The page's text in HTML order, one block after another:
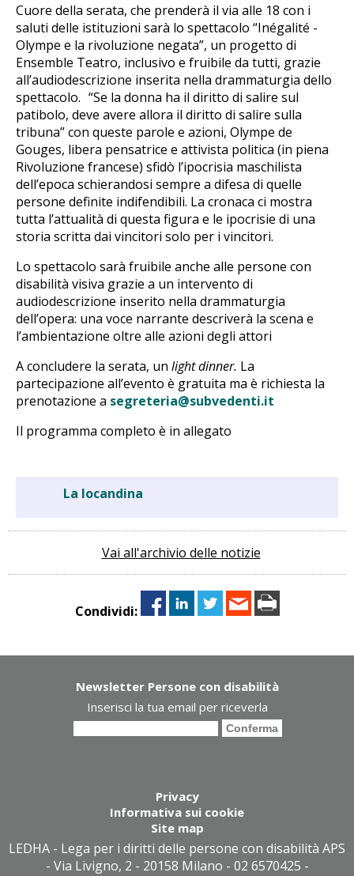
Cuore della serata, che prenderà il via alle 18 con i
saluti delle istituzioni sarà lo spettacolo “Inégalité -
Olympe e la rivoluzione negata”, un progetto di
Ensemble Teatro, inclusivo e fruibile da tutti, grazie
all’audiodescrizione inserita nella drammaturgia dello
spettacolo. “Se la donna ha il diritto di salire sul
patibolo, deve avere allora il diritto di salire sulla
tribuna” con queste parole e azioni, Olympe de
Gouges, libera pensatrice e attivista politica (in piena
Rivoluzione francese) sfidò l’ipocrisia maschilista
dell’epoca schierandosi sempre a difesa di quelle
persone definite indifendibili. La cronaca ci mostra
tutta l’attualità di questa figura e le ipocrisie di una
storia scritta dai vincitori solo per i vincitori.
Lo spettacolo sarà fruibile anche alle persone con
disabilità visiva grazie a un intervento di
audiodescrizione inserito nella drammaturgia
dell’opera: una voce narrante descriverà la scena e
l’ambientazione oltre alle azioni degli attori
A concludere la serata, un light dinner. La
partecipazione all’evento è gratuita ma è richiesta la
prenotazione a segreteria@subvedenti.it
Il programma completo è in allegato
La locandina
Vai all'archivio delle notizie
Condividi:
Newsletter Persone con disabilità
Inserisci la tua email per riceverla
Privacy
Informativa sui cookie
Site map
LEDHA - Lega per i diritti delle persone con disabilità APS
- Via Livigno, 2 - 20158 Milano - 02 6570425 -